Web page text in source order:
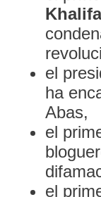
el
ha
Abas,
el
el